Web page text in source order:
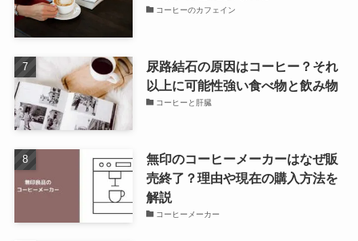
コーヒーのカフェイン
尿路結石の原因はコーヒー？それ
以上に可能性強い食べ物と飲み物
コーヒーと肝臓
無印のコーヒーメーカーはなぜ販
売終了？理由や現在の購入方法を
解説
コーヒーメーカー